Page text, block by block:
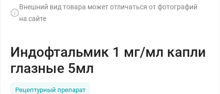
Внешний вид товара может отличаться от фотографий
на сайте
Индофтальмик 1 мг/мл капли
глазные 5мл
Рецептурный препарат